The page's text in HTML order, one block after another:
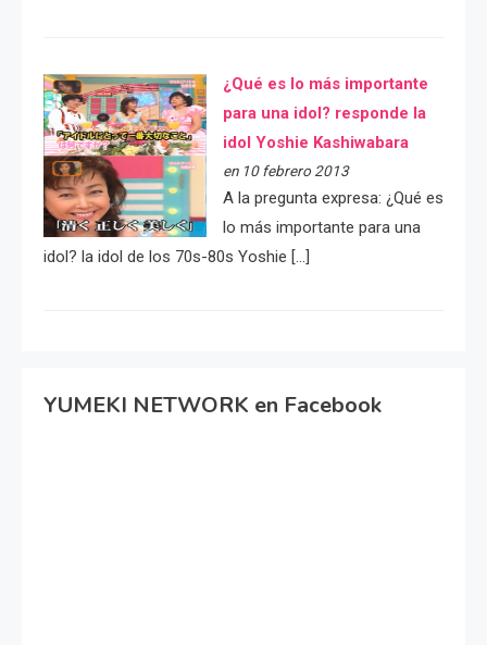
¿Qué es lo más importante
para una idol? responde la
idol Yoshie Kashiwabara
en 10 febrero 2013
A la pregunta expresa: ¿Qué es
lo más importante para una
idol? la idol de los 70s-80s Yoshie […]
YUMEKI NETWORK en Facebook